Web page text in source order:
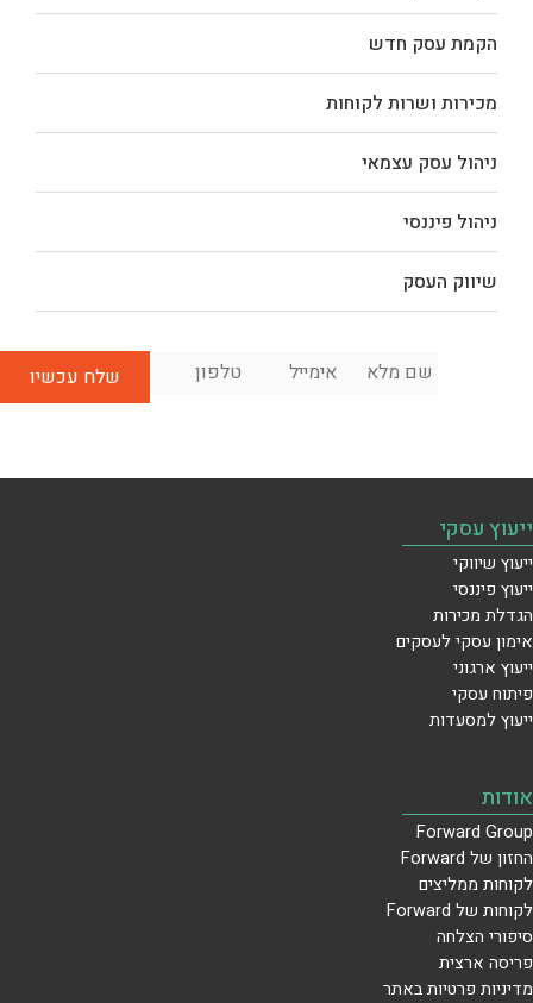
הקמת עסק חדש
מכירות ושרות לקוחות
ניהול עסק עצמאי
ניהול פיננסי
שיווק העסק
שם
מלא
אימייל *
ייעוץ עסקי
ייעוץ שיווקי
ייעוץ פיננסי
הגדלת מכירות
אימון עסקי לעסקים
ייעוץ ארגוני
פיתוח עסקי
ייעוץ למסעדות
אודות
Forward Group
החזון של Forward
לקוחות ממליצים
לקוחות של Forward
סיפורי הצלחה
פריסה ארצית
מדיניות פרטיות באתר